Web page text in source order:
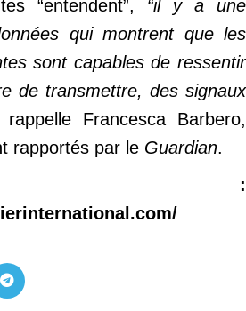
“entendent”, “il y a une
qui montrent que les
sont capables de ressentir
de transmettre, des signaux
rappelle Francesca Barbero,
rapportés par le Guardian.